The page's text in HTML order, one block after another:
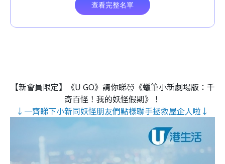
【新會員限定】《U GO》請你睇👹《蠟筆小新劇場版：千
奇百怪！我的妖怪假期》！
↓一齊睇下小新同妖怪朋友們點樣聯手拯救屋企人啦↓